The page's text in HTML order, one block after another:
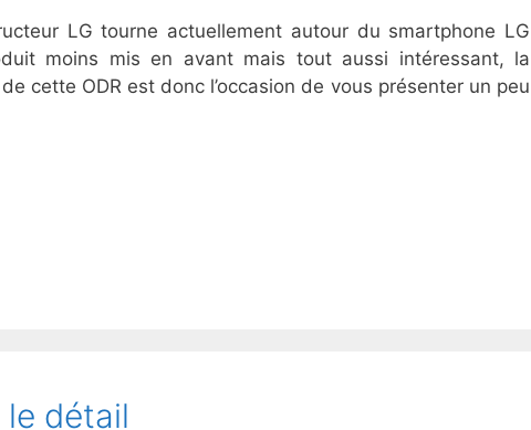
LG tourne actuellement autour du smartphone LG
moins mis en avant mais tout aussi intéressant, la
cette ODR est donc l’occasion de vous présenter un peu
le détail